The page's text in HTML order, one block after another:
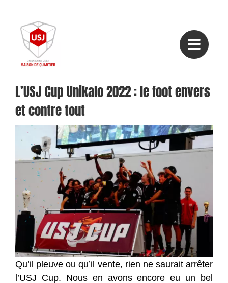
contenu
L’USJ Cup Unikalo 2022 : le foot envers
et contre tout
Qu’il pleuve ou qu’il vente, rien ne saurait arrêter
l’USJ Cup. Nous en avons encore eu un bel